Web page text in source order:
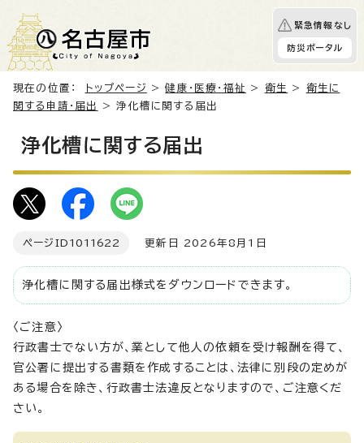
緊急情報なし
防災ポータル
現在の位置： トップページ >健康・医療・福祉 > 衛生 > 衛生に
関する申請・届出
> 浄化槽に関する届出
浄化槽に関する届出
ページID 1011622 更新日 2026年8月1日
浄化槽に関する届出様式をダウンロードできます。
〈ご注意〉
行政書士でない方が、業として他人の依頼を受け報酬を得て、
官公署に提出する書類を作成することは、法律に別段の定めが
ある場合を除き、行政書士法違反となりますので、ご注意くだ
さい。